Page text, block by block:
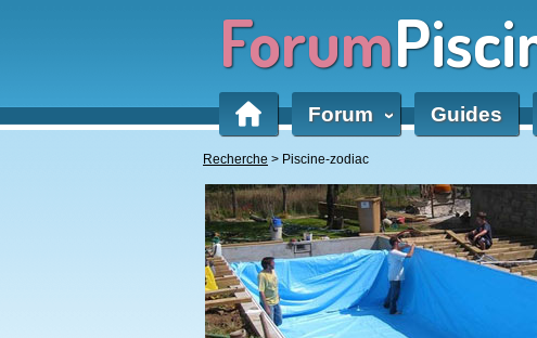
Forum
Forum ‹ Guides
Recherche > Piscine-zodiac